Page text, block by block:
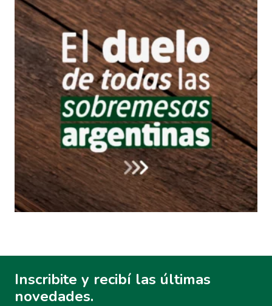
Inscribite y recibí las últimas
novedades.